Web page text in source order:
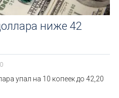
ниже 42
0
упал на 10 копеек до 42,20